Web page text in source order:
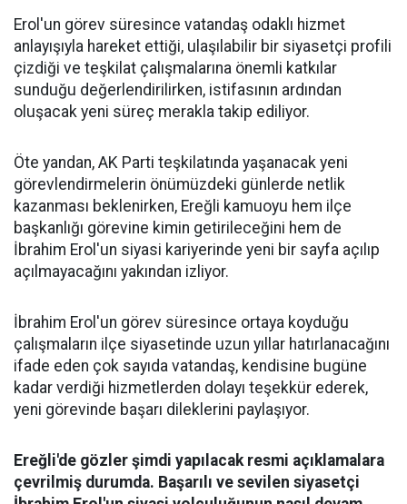
Erol'un görev süresince vatandaş odaklı hizmet
anlayışıyla hareket ettiği, ulaşılabilir bir siyasetçi profili
çizdiği ve teşkilat çalışmalarına önemli katkılar
sunduğu değerlendirilirken, istifasının ardından
oluşacak yeni süreç merakla takip ediliyor.
Öte yandan, AK Parti teşkilatında yaşanacak yeni
görevlendirmelerin önümüzdeki günlerde netlik
kazanması beklenirken, Ereğli kamuoyu hem ilçe
başkanlığı görevine kimin getirileceğini hem de
İbrahim Erol'un siyasi kariyerinde yeni bir sayfa açılıp
açılmayacağını yakından izliyor.
İbrahim Erol'un görev süresince ortaya koyduğu
çalışmaların ilçe siyasetinde uzun yıllar hatırlanacağını
ifade eden çok sayıda vatandaş, kendisine bugüne
kadar verdiği hizmetlerden dolayı teşekkür ederek,
yeni görevinde başarı dileklerini paylaşıyor.
Ereğli'de gözler şimdi yapılacak resmi açıklamalara
çevrilmiş durumda. Başarılı ve sevilen siyasetçi